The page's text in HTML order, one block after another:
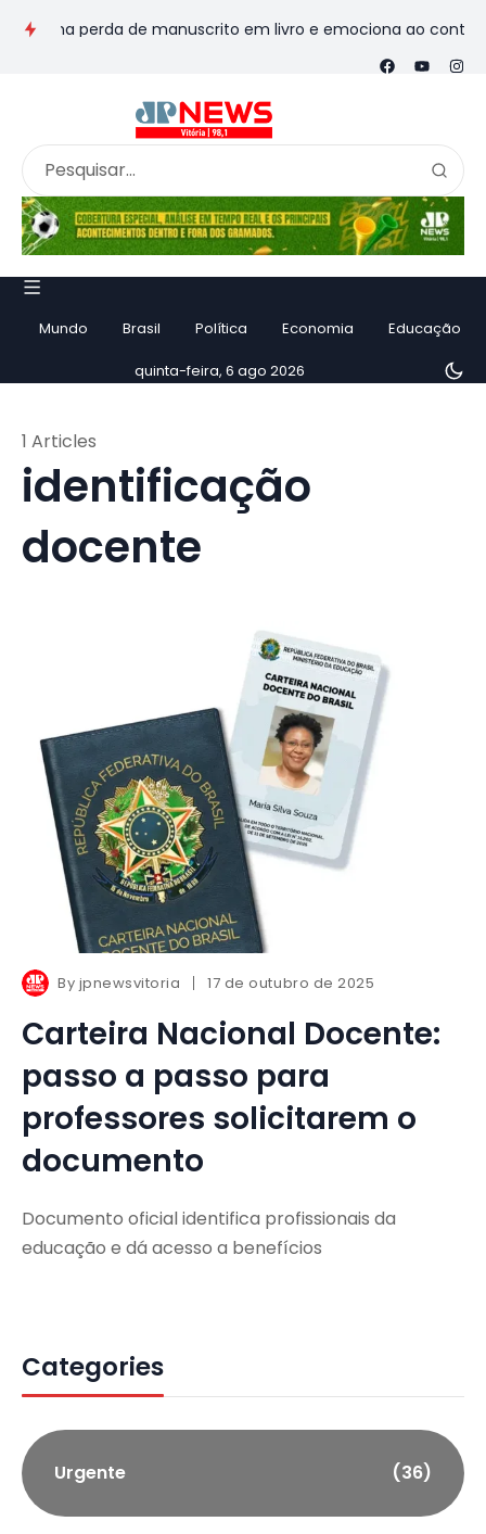
perda de manuscrito em livro e emociona ao contar
Mundo Brasil Política Economia Educação
quinta-feira, 6 ago 2026
identificação
docente
1 Articles
By jpnewsvitoria 17 de outubro de 2025
Carteira Nacional Docente:
passo a passo para
professores solicitarem o
documento
Documento oficial identifica profissionais da
educação e dá acesso a benefícios
Categories
Urgente (36)